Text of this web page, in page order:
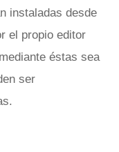
instaladas desde
el propio editor
éstas sea
ser